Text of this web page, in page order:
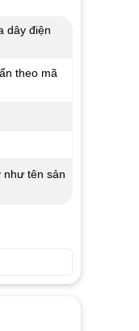
dây điện
theo mã
như tên sản